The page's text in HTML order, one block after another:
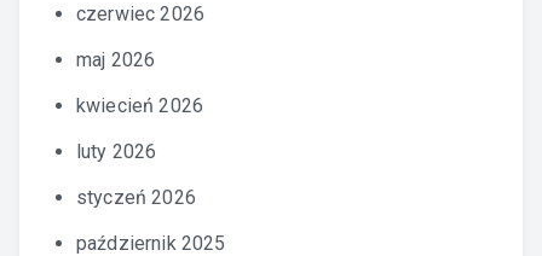
czerwiec 2026
maj 2026
kwiecień 2026
luty 2026
styczeń 2026
październik 2025